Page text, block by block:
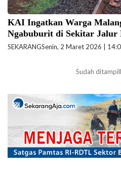
KAI Ingatkan Warga
Ngabuburit di Sekitar Jalur
SEKARANGSenin, 2 Maret 2026 |
Sudah